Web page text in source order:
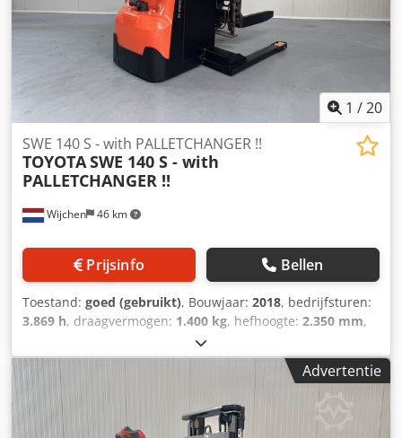
1 /20
Wijchen 46 km
SWE 140 S - with PALLETCHANGER !!
TOYOTASWE 140 S - with
PALLETCHANGER !!
Prijsinfo Bellen
Toestand: goed (gebruikt), Bouwjaar: 2018, bedrijfsturen:
3.869 h, draagvermogen: 1.400 kg, hefhoogte: 2.350 mm,
, masttype:
2.000 mm, Manufacturer + model:TOYOTA SWE 140 S
Mast:2W2350 ID:25091.0187 Cat.:Used Mast:2W2350
Lowered height:2000 mm Lifting height:2350 mm
Capacity:1400 kg Year:2018 Hours:3869 hours Capacity:24 v
/ Csdpfszq Uhnox Agyorf Options:ZEER unieke
Advertentie